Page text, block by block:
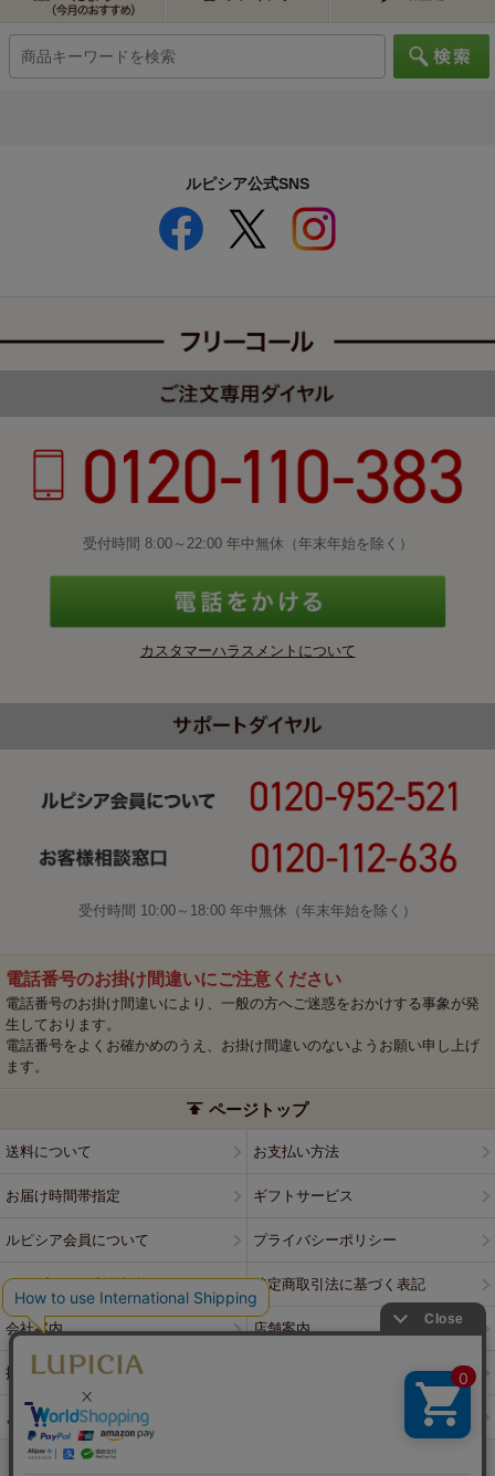
ルピシア公式SNS
受付時間 8:00～22:00 年中無休（年末年始を除く）
カスタマーハラスメントについて
受付時間 10:00～18:00 年中無休（年末年始を除く）
電話番号のお掛け間違いにご注意ください
電話番号のお掛け間違いにより、一般の方へご迷惑をおかけする事象が発
生しております。
電話番号をよくお確かめのうえ、お掛け間違いのないようお願い申し上げ
ます。
ページトップ
送料について お支払い方法
お届け時間帯指定 ギフトサービス
ルピシア会員について プライバシーポリシー
ウェブサイト利用規約 特定商取引法に基づく表記
会社案内 店舗案内
採用情報
よくある質問